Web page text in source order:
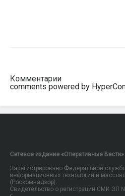
Комментарии
comments powered by
Сетевое издание «Оперативные Вести»
Зарегистрировано Федеральной
информационных технологий и
(Роскомнадзор).
Свидетельство о регистрации СМИ ЭЛ